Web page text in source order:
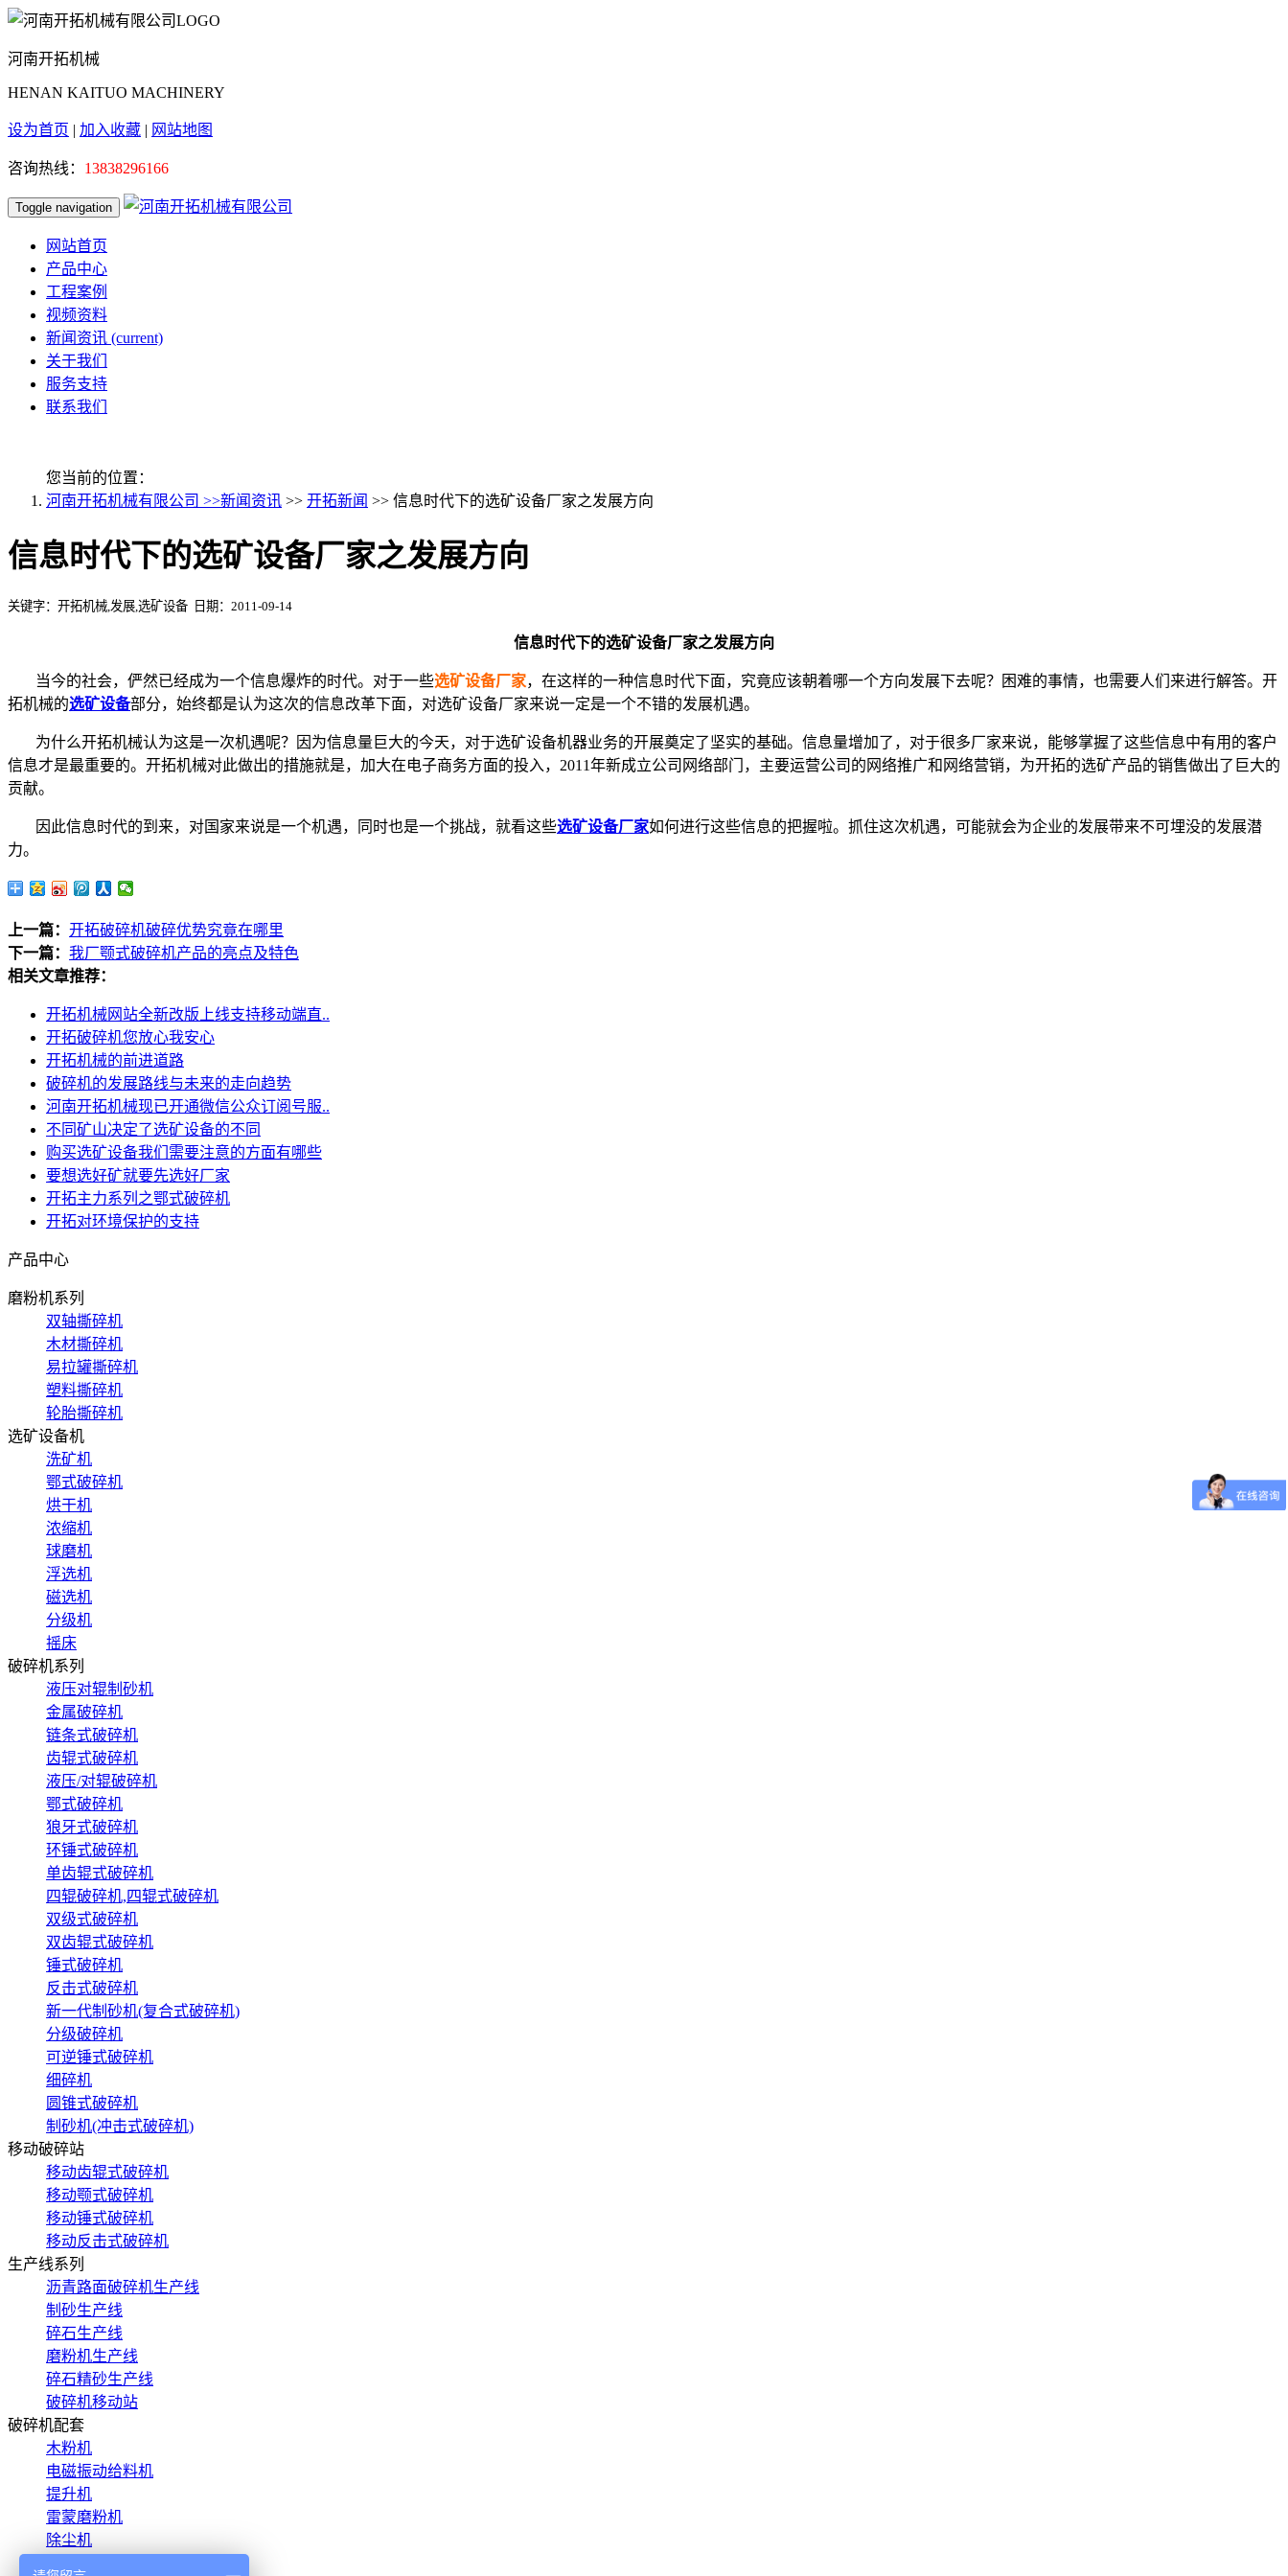
河南开拓机械
HENAN KAITUO MACHINERY
设为首页 | 加入收藏 | 网站地图
咨询热线： 13838296166
Toggle navigation
网站首页
产品中心
工程案例
视频资料
新闻资讯 (current)
关于我们
服务支持
联系我们
您当前的位置：
河南开拓机械有限公司 >>新闻资讯 >> 开拓新闻 >> 信息时代下的选矿设备厂家之发展方向
信息时代下的选矿设备厂家之发展方向
关键字：开拓机械,发展,选矿设备 日期：2011-09-14
信息时代下的选矿设备厂家之发展方向
当今的社会，俨然已经成为一个信息爆炸的时代。对于一些选矿设备厂家，在这样的一种信息时代下面，究竟应该朝着哪一个方向发展下去呢？困难的事情，也需要人们来进行解答。开
拓机械的选矿设备部分，始终都是认为这次的信息改革下面，对选矿设备厂家来说一定是一个不错的发展机遇。
为什么开拓机械认为这是一次机遇呢？因为信息量巨大的今天，对于选矿设备机器业务的开展奠定了坚实的基础。信息量增加了，对于很多厂家来说，能够掌握了这些信息中有用的客户
信息才是最重要的。开拓机械对此做出的措施就是，加大在电子商务方面的投入， 2011年新成立公司网络部门，主要运营公司的网络推广和网络营销，为开拓的选矿产品的销售做出了巨大的
贡献。
因此信息时代的到来，对国家来说是一个机遇，同时也是一个挑战，就看这些选矿设备厂家如何进行这些信息的把握啦。抓住这次机遇，可能就会为企业的发展带来不可埋没的发展潜
力。
上一篇： 开拓破碎机破碎优势究竟在哪里
下一篇： 我厂颚式破碎机产品的亮点及特色
相关文章推荐：
开拓机械网站全新改版上线支持移动端直..
开拓破碎机您放心我安心
开拓机械的前进道路
破碎机的发展路线与未来的走向趋势
河南开拓机械现已开通微信公众订阅号服..
不同矿山决定了选矿设备的不同
购买选矿设备我们需要注意的方面有哪些
要想选好矿就要先选好厂家
开拓主力系列之鄂式破碎机
开拓对环境保护的支持
产品中心
磨粉机系列
双轴撕碎机
木材撕碎机
易拉罐撕碎机
塑料撕碎机
轮胎撕碎机
选矿设备机
洗矿机
鄂式破碎机
烘干机
浓缩机
球磨机
浮选机
磁选机
分级机
摇床
破碎机系列
液压对辊制砂机
金属破碎机
链条式破碎机
齿辊式破碎机
液压/对辊破碎机
鄂式破碎机
狼牙式破碎机
环锤式破碎机
单齿辊式破碎机
四辊破碎机,四辊式破碎机
双级式破碎机
双齿辊式破碎机
锤式破碎机
反击式破碎机
新一代制砂机(复合式破碎机)
分级破碎机
可逆锤式破碎机
细碎机
圆锥式破碎机
制砂机(冲击式破碎机)
移动破碎站
移动齿辊式破碎机
移动颚式破碎机
移动锤式破碎机
移动反击式破碎机
生产线系列
沥青路面破碎机生产线
制砂生产线
碎石生产线
磨粉机生产线
碎石精砂生产线
破碎机移动站
破碎机配套
木粉机
电磁振动给料机
提升机
雷蒙磨粉机
除尘机